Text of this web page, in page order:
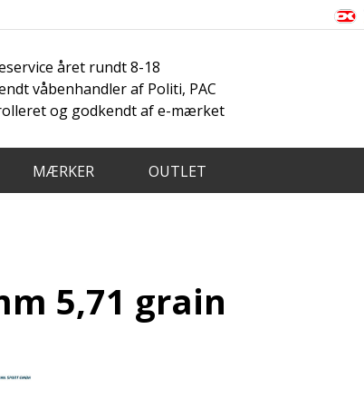
året rundt 8-18
våbenhandler af Politi, PAC
og godkendt af e-mærket
MÆRKER OUTLET
5,71 grain